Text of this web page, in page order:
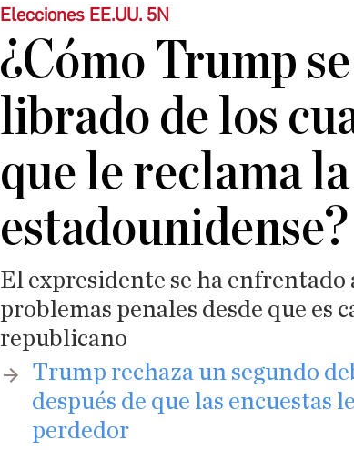
Elecciones EE.UU. 5N
¿Cómo Trump
librado de los
que le reclama
estadounidense?
El expresidente se ha
problemas penales desde que es
republicano
Trump rechaza un segundo
después de que las encuestas
perdedor